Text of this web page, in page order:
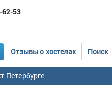
62-53
Отзывы о хостелах Поиск
Петербурге